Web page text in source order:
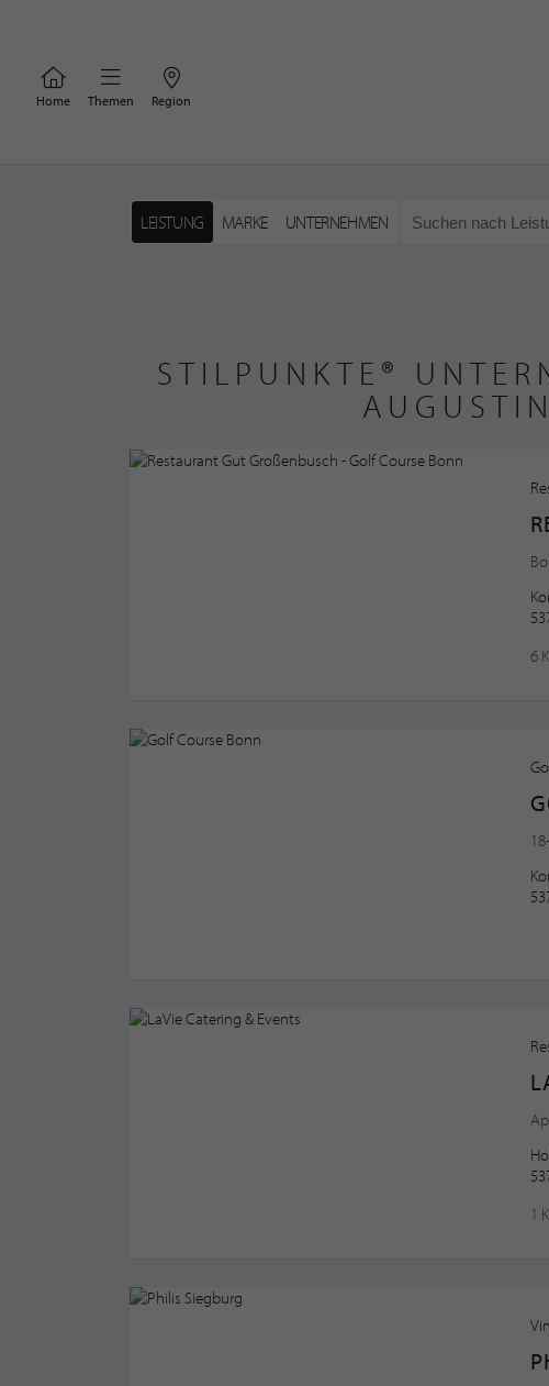
Home Themen Region
LEISTUNG MARKE UNTERNEHMEN
STILPUNKTE®
6
1